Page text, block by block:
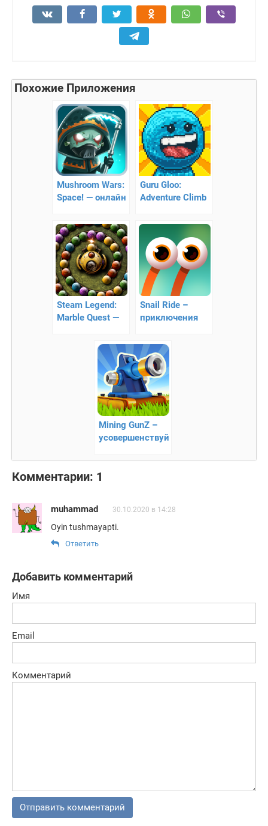
Похожие Приложения
Mushroom Wars:
Space! — онлайн
Guru Gloo:
Adventure Climb
аркада про
желейного
человечка!
Steam Legend:
Marble Quest —
Snail Ride –
приключения
Mining GunZ –
усовершенствуй
боя
Комментарии: 1
muhammad 30.10.2020 в 14:28
Oyin tushmayapti.
Ответить
Добавить комментарий
Имя
Email
Комментарий